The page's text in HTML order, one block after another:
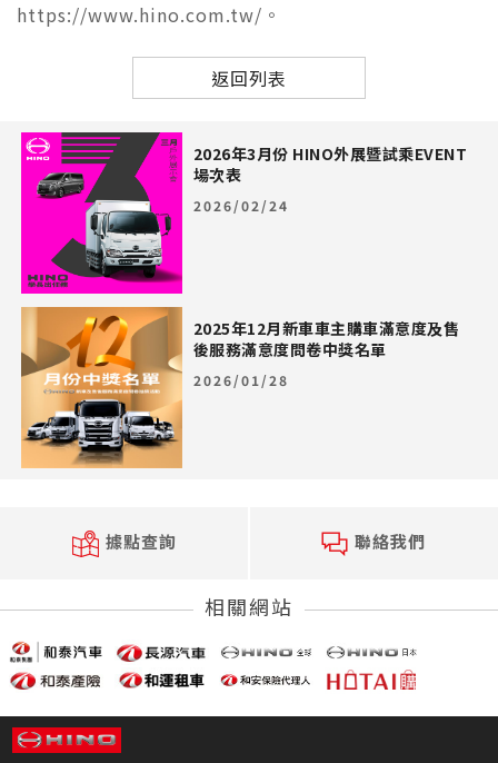
https://www.hino.com.tw/。
返回列表
2026年3月份 HINO外展暨試乘EVENT
場次表
2026/02/24
2025年12月新車車主購車滿意度及售
後服務滿意度問卷中獎名單
2026/01/28
據點查詢 聯絡我們
相關網站